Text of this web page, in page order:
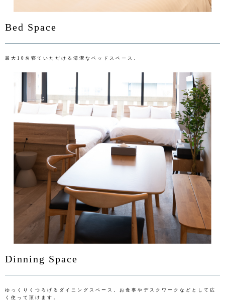
Bed Space
最大10名寝ていただける清潔なベッドスペース。
Dinning Space
ゆっくりくつろげるダイニングスペース。お食事やデスクワークなどとして広
く使って頂けます。